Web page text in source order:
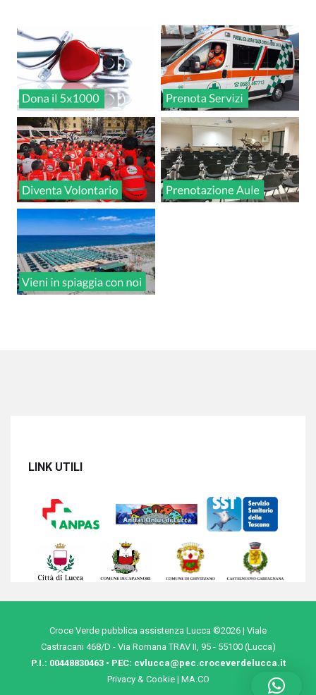
LINK UTILI
Croce Verde pubblica assistenza Lucca ©2026 | Viale
Castracani 468/D - Via Romana TRAV II, 95 - 55100 (Lucca)
P.I.: 00448830463 • PEC: cvlucca@pec.croceverdelucca.it
Privacy & Cookie| MA.CO